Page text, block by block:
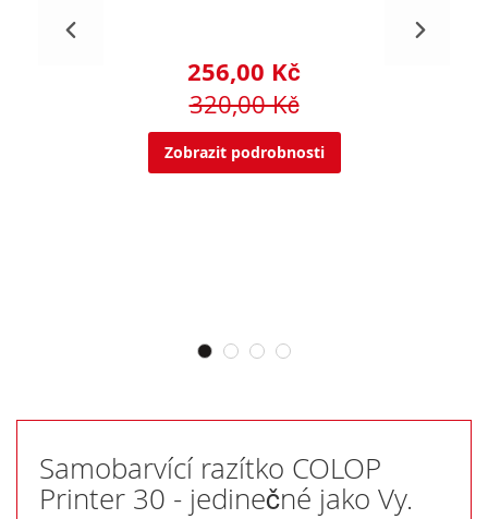
256,00 Kč
320,00 Kč
Zobrazit podrobnosti
Samobarvící razítko COLOP
Printer 30 - jedinečné jako Vy.